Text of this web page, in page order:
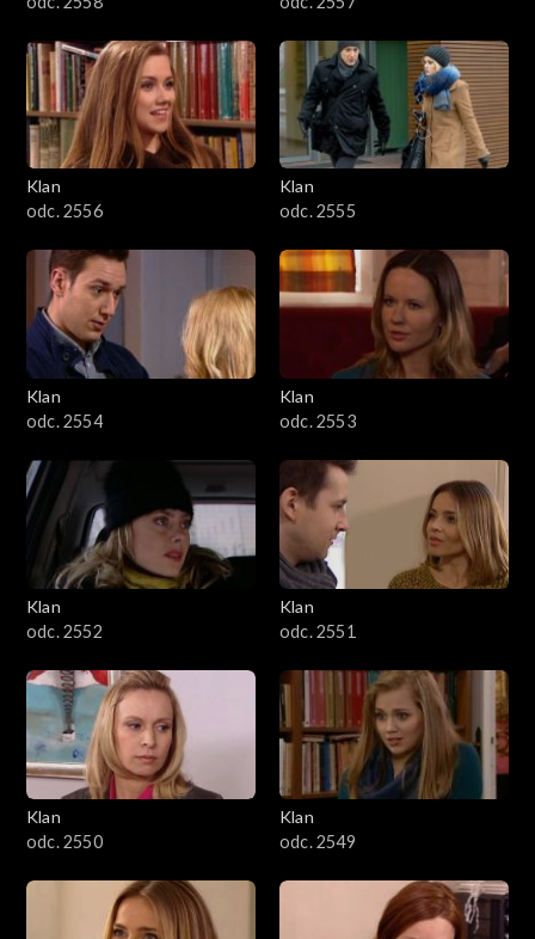
Klan
odc. 2556
Klan
odc. 2555
Klan
odc. 2554
Klan
odc. 2553
Klan
odc. 2552
Klan
odc. 2551
Klan
odc. 2550
Klan
odc. 2549